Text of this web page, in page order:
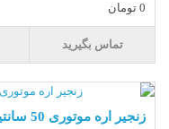
0 تومان
تماس بگیرید
زنجیر اره موتوری 50 سانتیمتر 3/8 اورگن OREGON